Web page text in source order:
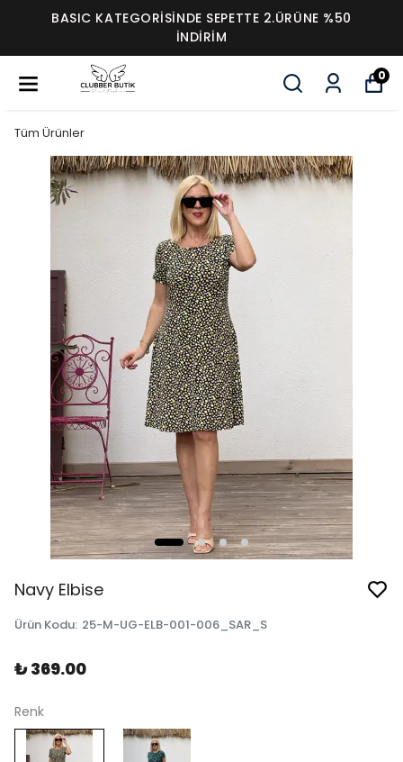
BASIC KATEGORİSİNDE SEPETTE 2.ÜRÜNE %50
İNDİRİM
0
Tüm Ürünler
Navy Elbise
Ürün Kodu: 25-M-UG-ELB-001-006_SAR_S
₺ 369.00
Renk